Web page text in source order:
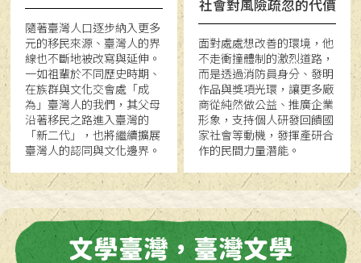
隨著臺灣人口逐步納入更多
元的移民來源、臺灣人的界
線也不斷地被改寫與延伸。
一如祖輩於不同歷史時期、
在族群與文化交會處「成
為」臺灣人的我們，其父母
沿著移民之路進入臺灣的
「新二代」，也將繼續擴展
臺灣人的認同與文化邊界。
社會對風險疏忽的代價
面對處處想改善的環境，他
不走衝撞體制的激烈道路，
而是透過消防員身分、發明
作品與獎項光環，讓更多廠
商從純然做公益、推廣企業
形象，支持個人研發回饋國
家社會等動機，發揮產研合
作的民間力量潛能。
文學臺灣，臺灣文學